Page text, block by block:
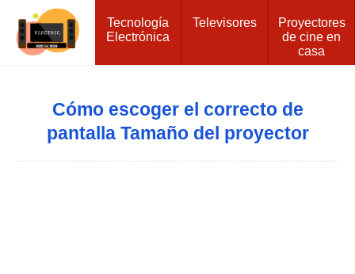
Tecnología
Electrónica
Televisores
Proyectores
de cine en
casa
Cómo escoger el correcto de
pantalla Tamaño del proyector